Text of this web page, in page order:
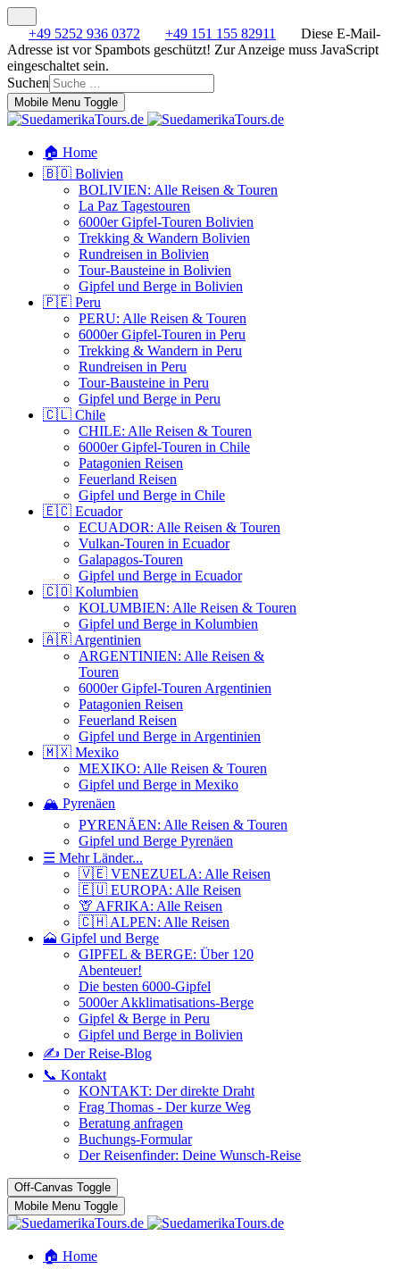
+49 5252 936 0372 +49 151 155 82911
Diese E-Mail-
Adresse ist vor Spambots geschützt! Zur Anzeige muss JavaScript
eingeschaltet sein.
Suchen
Mobile Menu Toggle
🏠 Home
🇧🇴 Bolivien
BOLIVIEN: Alle Reisen & Touren
La Paz Tagestouren
6000er Gipfel-Touren Bolivien
Trekking & Wandern Bolivien
Rundreisen in Bolivien
Tour-Bausteine in Bolivien
Gipfel und Berge in Bolivien
🇵🇪 Peru
PERU: Alle Reisen & Touren
6000er Gipfel-Touren in Peru
Trekking & Wandern in Peru
Rundreisen in Peru
Tour-Bausteine in Peru
Gipfel und Berge in Peru
🇨🇱 Chile
CHILE: Alle Reisen & Touren
6000er Gipfel-Touren in Chile
Patagonien Reisen
Feuerland Reisen
Gipfel und Berge in Chile
🇪🇨 Ecuador
ECUADOR: Alle Reisen & Touren
Vulkan-Touren in Ecuador
Galapagos-Touren
Gipfel und Berge in Ecuador
🇨🇴 Kolumbien
KOLUMBIEN: Alle Reisen & Touren
Gipfel und Berge in Kolumbien
🇦🇷 Argentinien
ARGENTINIEN: Alle Reisen &
Touren
6000er Gipfel-Touren Argentinien
Patagonien Reisen
Feuerland Reisen
Gipfel und Berge in Argentinien
🇲🇽 Mexiko
MEXIKO: Alle Reisen & Touren
Gipfel und Berge in Mexiko
🏔️ Pyrenäen
PYRENÄEN: Alle Reisen & Touren
Gipfel und Berge Pyrenäen
☰ Mehr Länder...
🇻🇪 VENEZUELA: Alle Reisen
🇪🇺 EUROPA: Alle Reisen
🦒 AFRIKA: Alle Reisen
🇨🇭 ALPEN: Alle Reisen
🗻 Gipfel und Berge
GIPFEL & BERGE: Über 120
Abenteuer!
Die besten 6000-Gipfel
5000er Akklimatisations-Berge
Gipfel & Berge in Peru
Gipfel und Berge in Bolivien
✍️ Der Reise-Blog
📞 Kontakt
KONTAKT: Der direkte Draht
Frag Thomas - Der kurze Weg
Beratung anfragen
Buchungs-Formular
Der Reisenfinder: Deine Wunsch-Reise
Off-Canvas Toggle
Mobile Menu Toggle
🏠 Home